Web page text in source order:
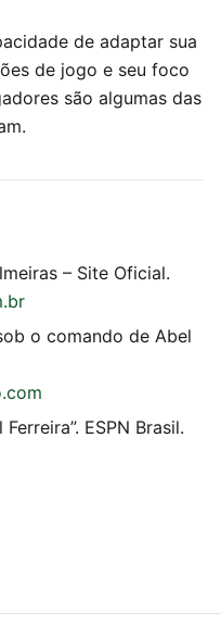
de adaptar sua
de jogo e seu foco
são algumas das
– Site Oficial.
o comando de Abel
ESPN Brasil.